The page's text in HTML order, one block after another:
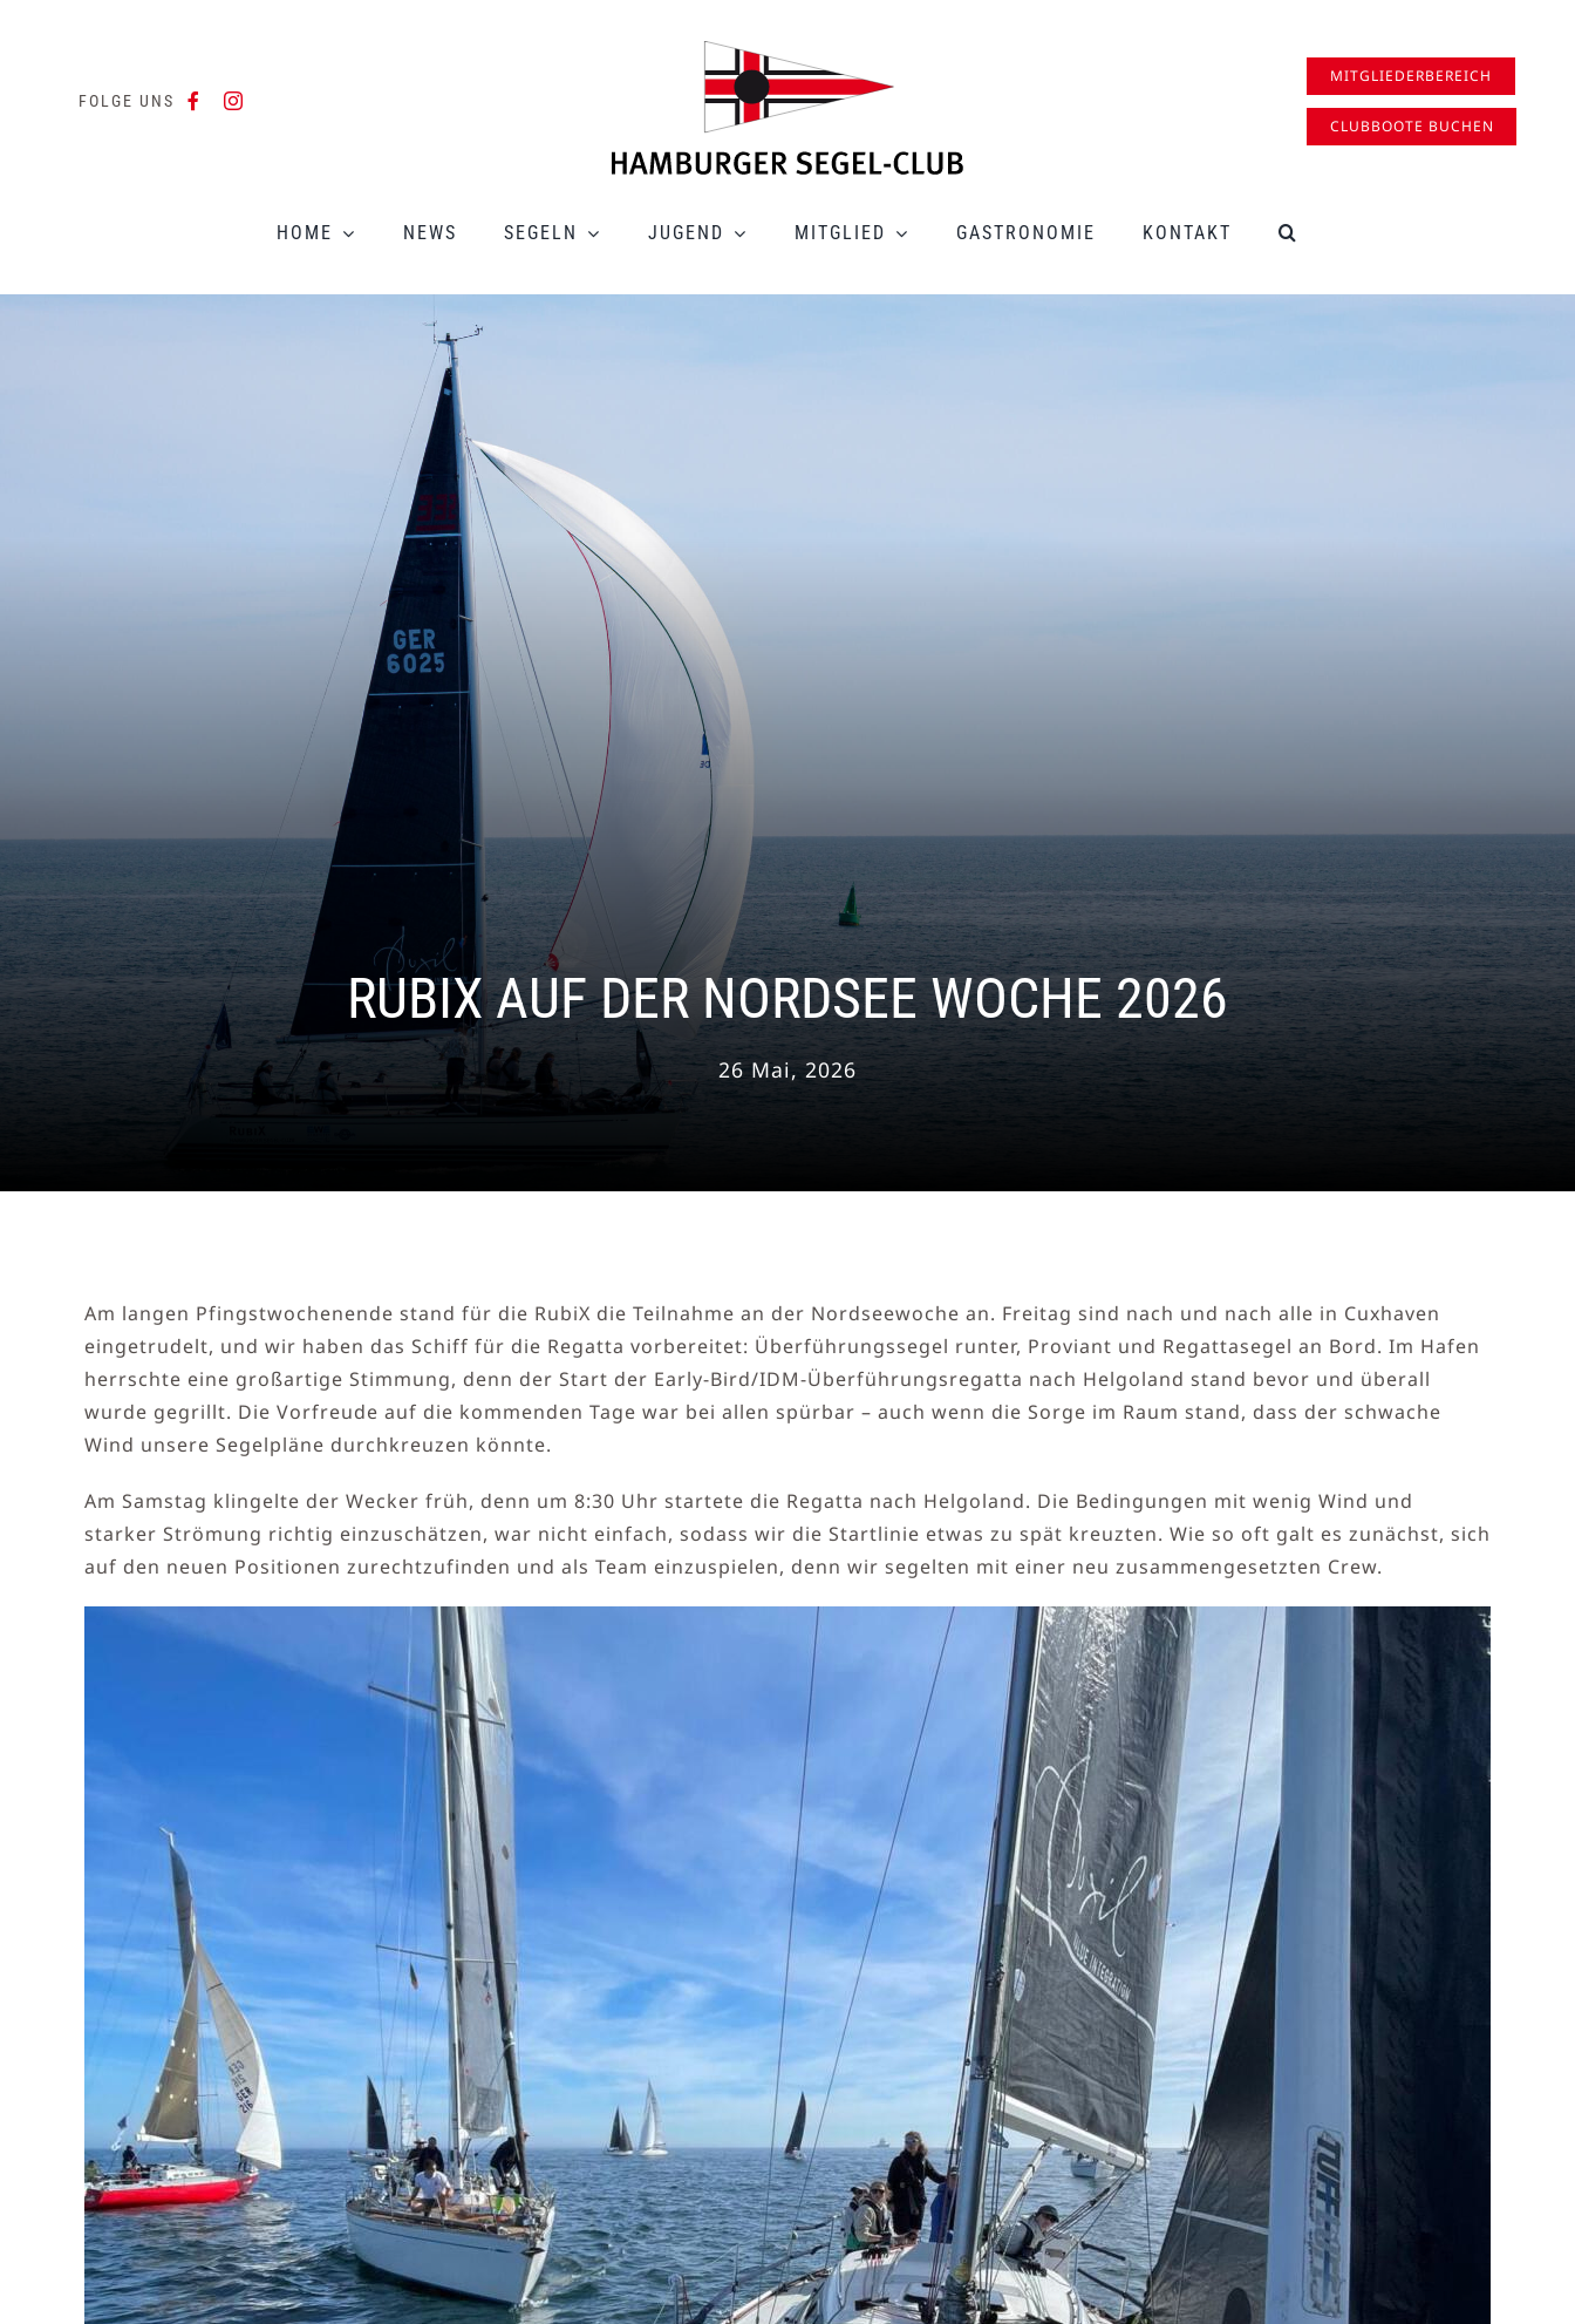
FOLGE UNS
MITGLIEDERBEREICH
CLUBBOOTE BUCHEN
HOME NEWS SEGELN JUGEND MITGLIED GASTRONOMIE KONTAKT
RUBIX AUF DER NORDSEE WOCHE 2026
26 Mai, 2026
Am langen Pfingstwochenende stand für die RubiX die Teilnahme an der Nordseewoche an. Freitag sind nach und nach alle in Cuxhaven
eingetrudelt, und wir haben das Schiff für die Regatta vorbereitet: Überführungssegel runter, Proviant und Regattasegel an Bord. Im Hafen
herrschte eine großartige Stimmung, denn der Start der Early-Bird/IDM-Überführungsregatta nach Helgoland stand bevor und überall
wurde gegrillt. Die Vorfreude auf die kommenden Tage war bei allen spürbar – auch wenn die Sorge im Raum stand, dass der schwache
Wind unsere Segelpläne durchkreuzen könnte.
Am Samstag klingelte der Wecker früh, denn um 8:30 Uhr startete die Regatta nach Helgoland. Die Bedingungen mit wenig Wind und
starker Strömung richtig einzuschätzen, war nicht einfach, sodass wir die Startlinie etwas zu spät kreuzten. Wie so oft galt es zunächst, sich
auf den neuen Positionen zurechtzufinden und als Team einzuspielen, denn wir segelten mit einer neu zusammengesetzten Crew.